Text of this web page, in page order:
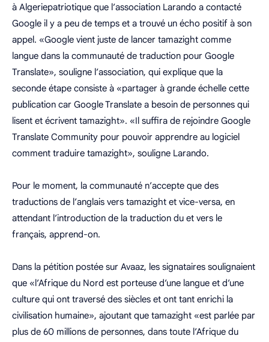
à Algeriepatriotique que l’association Larando a contacté
Google il y a peu de temps et a trouvé un écho positif à son
appel. «Google vient juste de lancer tamazight comme
langue dans la communauté de traduction pour Google
Translate», souligne l’association, qui explique que la
seconde étape consiste à «partager à grande échelle cette
publication car Google Translate a besoin de personnes qui
lisent et écrivent tamazight». «Il suffira de rejoindre Google
Translate Community pour pouvoir apprendre au logiciel
comment traduire tamazight», souligne Larando.
Pour le moment, la communauté n’accepte que des
traductions de l’anglais vers tamazight et vice-versa, en
attendant l’introduction de la traduction du et vers le
français, apprend-on.
Dans la pétition postée sur Avaaz, les signataires soulignaient
que «l’Afrique du Nord est porteuse d’une langue et d’une
culture qui ont traversé des siècles et ont tant enrichi la
civilisation humaine», ajoutant que tamazight «est parlée par
plus de 60 millions de personnes, dans toute l’Afrique du